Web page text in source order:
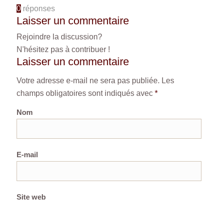
0 réponses
Laisser un commentaire
Rejoindre la discussion?
N'hésitez pas à contribuer !
Laisser un commentaire
Votre adresse e-mail ne sera pas publiée. Les
champs obligatoires sont indiqués avec *
Nom
E-mail
Site web